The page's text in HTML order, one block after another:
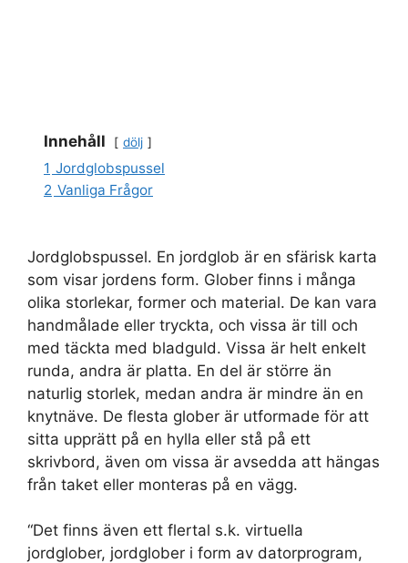
Innehåll dölj
1 Jordglobspussel
2 Vanliga Frågor
Jordglobspussel. En jordglob är en sfärisk karta
som visar jordens form. Glober finns i många
olika storlekar, former och material. De kan vara
handmålade eller tryckta, och vissa är till och
med täckta med bladguld. Vissa är helt enkelt
runda, andra är platta. En del är större än
naturlig storlek, medan andra är mindre än en
knytnäve. De flesta glober är utformade för att
sitta upprätt på en hylla eller stå på ett
skrivbord, även om vissa är avsedda att hängas
från taket eller monteras på en vägg.
“Det finns även ett flertal s.k. virtuella
jordglober, jordglober i form av datorprogram,